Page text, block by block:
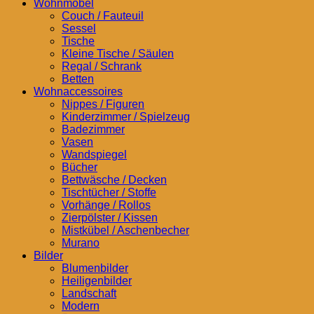
Wohnmöbel
Couch / Fauteuil
Sessel
Tische
Kleine Tische / Säulen
Regal / Schrank
Betten
Wohnaccessoires
Nippes / Figuren
Kinderzimmer / Spielzeug
Badezimmer
Vasen
Wandspiegel
Bücher
Bettwäsche / Decken
Tischtücher / Stoffe
Vorhänge / Rollos
Zierpölster / Kissen
Mistkübel / Aschenbecher
Murano
Bilder
Blumenbilder
Heiligenbilder
Landschaft
Modern